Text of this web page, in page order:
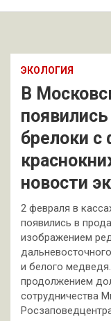
ЭКОЛОГИЯ
В
брелоки с
новости
2 февраля в
появились в
изображением
и белого
продолжением
сотрудничества